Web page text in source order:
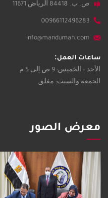
ص. ب. 84418 الرياض 11671
00966112496283
info@mandumah.com
ساعات العمل:
الأحد – الخميس: 9 ص إلى 5 م
الجمعة والسبت: مغلق
معرض الصور